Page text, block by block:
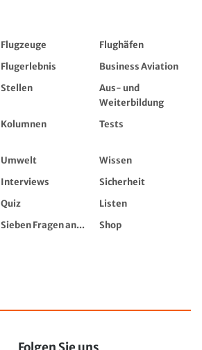
Flugzeuge
Flughäfen
Flugerlebnis
Business Aviation
Stellen
Aus- und
Weiterbildung
Kolumnen Tests
Umwelt
Wissen
Interviews
Sicherheit
Quiz
Listen
Sieben Fragen an...
Shop